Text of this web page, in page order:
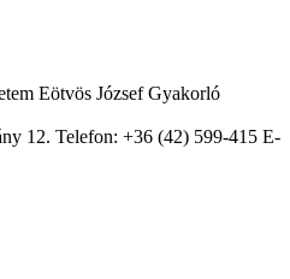
Eötvös József Gyakorló
12. Telefon: +36 (42) 599-415 E-